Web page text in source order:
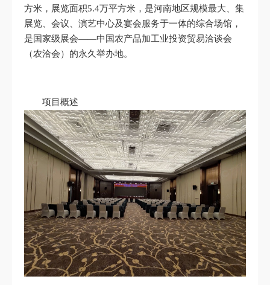
方米，展览面积5.4万平方米，是河南地区规模最大、集
展览、会议、演艺中心及宴会服务于一体的综合场馆，
是国家级展会——中国农产品加工业投资贸易洽谈会
（农洽会）的永久举办地。
项目概述